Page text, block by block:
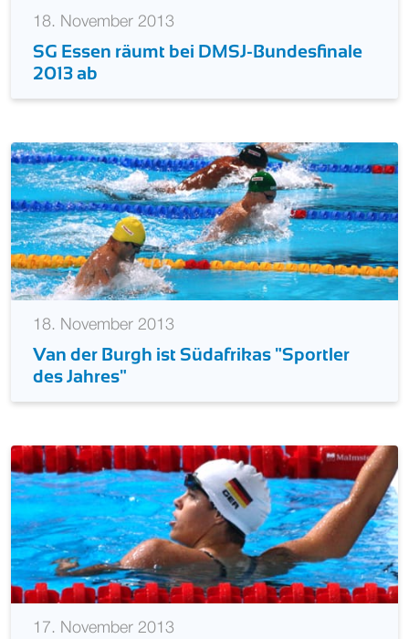
18. November 2013
SG Essen räumt bei DMSJ-Bundesfinale
2013 ab
18. November 2013
Van der Burgh ist Südafrikas "Sportler
des Jahres"
17. November 2013